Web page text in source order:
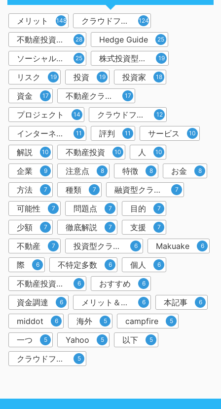
メリット 148 クラウドファンディング 124
不動産投資型クラウドファンディング 28 Hedge Guide 25
ソーシャルレンディング 25 株式投資型クラウドファンディング 19
リスク 19 投資 19 投資家 18
資金 17 不動産クラウドファンディング 17
プロジェクト 14 クラウドファンディング投資 12
インターネット 11 評判 11 サービス 10
解説 10 不動産投資 10 人 10
企業 9 注意点 8 特徴 8 お金 8
方法 7 種類 7 融資型クラウドファンディング 7
可能性 7 問題点 7 目的 7
少額 7 徹底解説 7 支援 7
不動産 7 投資型クラウドファンディング 6 Makuake 6
際 6 不特定多数 6 個人 6
不動産投資クラウドファンディング 6 おすすめ 6
資金調達 6 メリット＆デメリット 6 本記事 6
middot 6 海外 5 campfire 5
一つ 5 Yahoo 5 以下 5
クラウドファンディングサービス 5